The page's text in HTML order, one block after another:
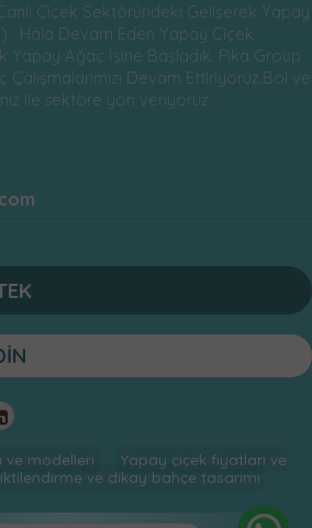
Çiçek Sektöründeki Gelişerek Yapay
. Hala Devam Eden Yapay Çiçek
Yapay Ağaç İşine Başladık. Pika Group
Çalışmalarımızı Devam Ettiriyoruz.Bol ve
ile sektöre yön veriyoruz.
ve modelleri
Yapay çiçek fiyatları ve
ve dikay bahçe tasarımı